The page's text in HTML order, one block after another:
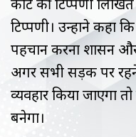
टिप्पणी। उन्होंने कहा
पहचान करना शासन
अगर सभी सड़क पर
व्यवहार किया जाएगा
बनेगा।